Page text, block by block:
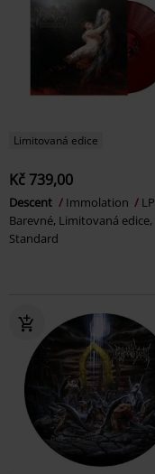
Limitovaná edice
Kč 739,00
Descent Immolation
LP
Barevné, Limitovaná edice,
Standard